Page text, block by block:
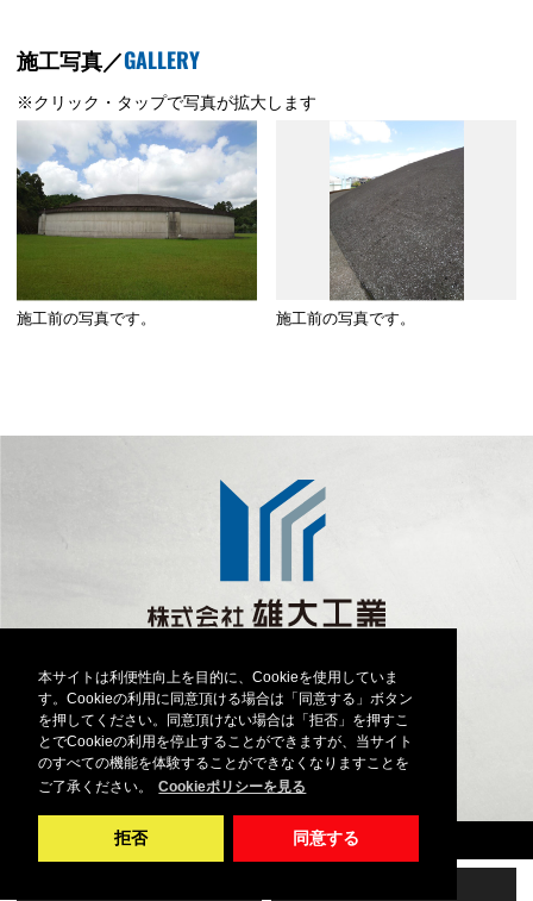
本サイトは利便性向上を目的に、Cookieを使用していま
す。Cookieの利用に同意頂ける場合は「同意する」ボタン
を押してください。同意頂けない場合は「拒否」を押すこ
とでCookieの利用を停止することができますが、当サイト
のすべての機能を体験することができなくなりますことを
ご了承ください。
Cookieポリシーを見る
拒否 同意する
施工写真／GALLERY
※クリック・タップで写真が拡大します
施工前の写真です。 施工前の写真です。
〒889-0513
宮崎県延岡市土々呂町3丁目4021番地
アクセスマップ
© 2022 - 2026 株式会社雄大工業